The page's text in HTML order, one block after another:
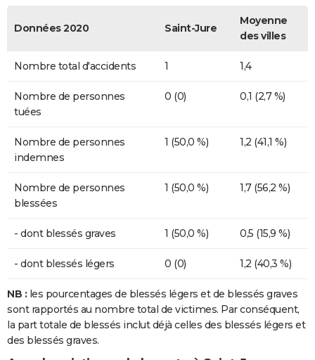
Données 2020 Saint-Jure
Moyenne
des villes
Nombre total d'accidents 1 1,4
Nombre de personnes
tuées
0 (0) 0,1 (2,7 %)
Nombre de personnes
indemnes
1 (50,0 %) 1,2 (41,1 %)
Nombre de personnes
blessées
1 (50,0 %) 1,7 (56,2 %)
- dont blessés graves 1 (50,0 %) 0,5 (15,9 %)
- dont blessés légers 0 (0) 1,2 (40,3 %)
NB : les pourcentages de blessés légers et de blessés graves
sont rapportés au nombre total de victimes. Par conséquent,
la part totale de blessés inclut déjà celles des blessés légers et
des blessés graves.